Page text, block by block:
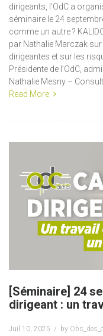
dirigeants, l’OdC a
séminaire le 24
comme un autre ?
par Nathalie Marczak
dirigeantes et sur les
Présidente de l’OdC,
Nathalie Mesny –
Read More
[Séminaire] 24
dirigeant : un
Juil 10, 2025 by